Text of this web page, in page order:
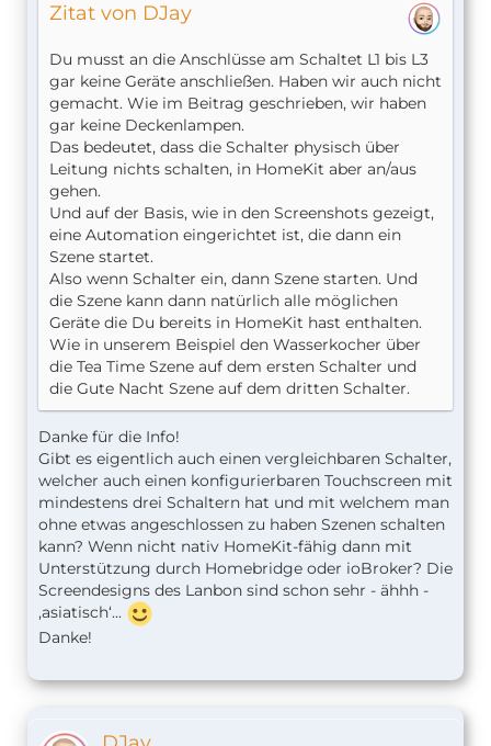
Zitat von DJay
Du musst an die Anschlüsse am Schaltet L1 bis L3
gar keine Geräte anschließen. Haben wir auch nicht
gemacht. Wie im Beitrag geschrieben, wir haben
gar keine Deckenlampen.
Das bedeutet, dass die Schalter physisch über
Leitung nichts schalten, in HomeKit aber an/aus
gehen.
Und auf der Basis, wie in den Screenshots gezeigt,
eine Automation eingerichtet ist, die dann ein
Szene startet.
Also wenn Schalter ein, dann Szene starten. Und
die Szene kann dann natürlich alle möglichen
Geräte die Du bereits in HomeKit hast enthalten.
Wie in unserem Beispiel den Wasserkocher über
die Tea Time Szene auf dem ersten Schalter und
die Gute Nacht Szene auf dem dritten Schalter.
Danke für die Info!
Gibt es eigentlich auch einen vergleichbaren Schalter,
welcher auch einen konfigurierbaren Touchscreen mit
mindestens drei Schaltern hat und mit welchem man
ohne etwas angeschlossen zu haben Szenen schalten
kann? Wenn nicht nativ HomeKit-fähig dann mit
Unterstützung durch Homebridge oder ioBroker? Die
Screendesigns des Lanbon sind schon sehr - ähhh -
‚asiatisch‘...
Danke!